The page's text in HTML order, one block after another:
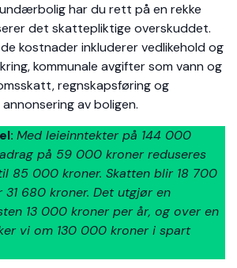
har du rett på en rekke
det skattepliktige overskuddet.
kostnader inkluderer vedlikehold og
kommunale avgifter som vann og
regnskapsføring og
av boligen.
Med leieinntekter på 144 000
på 59 000 kroner reduseres
85 000 kroner. Skatten blir 18 700
680 kroner. Det utgjør en
13 000 kroner per år, og over en
vi om 130 000 kroner i spart